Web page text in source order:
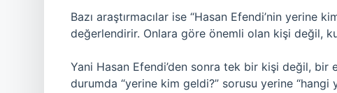
Bazı araştırmacılar ise “Hasan Efendi’nin yerine
değerlendirir. Onlara göre önemli olan kişi değil,
Yani Hasan Efendi’den sonra tek bir kişi değil,
durumda “yerine kim geldi?” sorusu yerine “hangi